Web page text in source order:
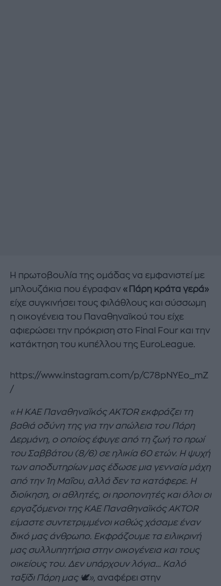
Η πρωτοβουλία της ομάδας να εμφανιστεί με
μπλουζάκια που έγραφαν «Πάρη κράτα γερά»
είχε συγκινήσει τους φιλάθλους και σύσσωμη
η οικογένεια του Παναθηναϊκού του είχε
αφιερώσει την πρόκριση στο Final Four και την
κατάκτηση του κυπέλλου της EuroLeague.
https://www.instagram.com/p/C78pNYEo_mZ
/
«Η ΚΑΕ Παναθηναϊκός AKTOR εκφράζει τη
βαθιά οδύνη της για την απώλεια του Πάρη
Δερμάνη, ο οποίος έφυγε από τη ζωή το πρωί
του Σαββάτου (8/6) σε ηλικία 60 ετών. Η ψυχή
των αποδυτηρίων μας έδωσε μια γενναία μάχη
από την 1η Μαΐου, αλλά δεν τα κατάφερε. Η
διοίκηση, οι αθλητές, οι προπονητές και όλοι οι
εργαζόμενοι της ΚΑΕ Παναθηναϊκός AKTOR
είμαστε συντετριμμένοι καθώς χάσαμε έναν
δικό μας άνθρωπο. Εκφράζουμε τα ειλικρινή
μας συλλυπητήρια στην οικογένεια και τους
οικείους του. Δεν υπάρχουν λόγια… Καλό
ταξίδι Πάρη μας 🕊️», αναφέρει στην